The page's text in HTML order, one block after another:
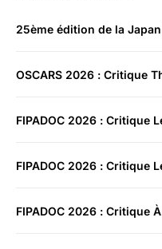
25ème édition de la
OSCARS 2026 : Critique
FIPADOC 2026 : Critique
FIPADOC 2026 : Critique
FIPADOC 2026 : Critique